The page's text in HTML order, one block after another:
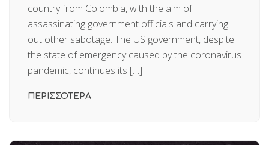
country from Colombia, with the aim of
assassinating government officials and carrying
out other sabotage. The US government, despite
the state of emergency caused by the coronavirus
pandemic, continues its […]
ΠΕΡΙΣΣΟΤΕΡΑ